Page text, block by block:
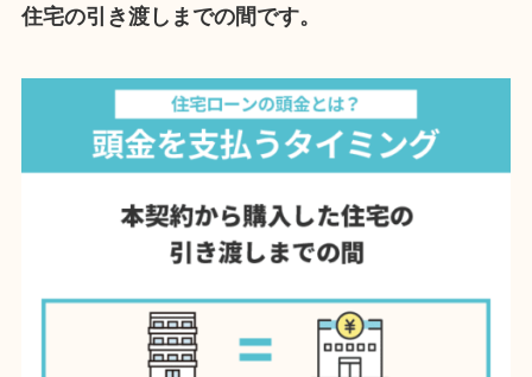
住宅の引き渡しまでの間です。